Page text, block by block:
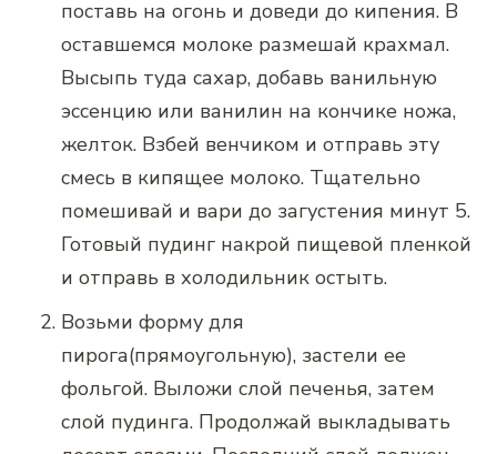
поставь на огонь и доведи до кипения. В
оставшемся молоке размешай крахмал.
Высыпь туда сахар, добавь ванильную
эссенцию или ванилин на кончике ножа,
желток. Взбей венчиком и отправь эту
смесь в кипящее молоко. Тщательно
помешивай и вари до загустения минут 5.
Готовый пудинг накрой пищевой пленкой
и отправь в холодильник остыть.
Возьми форму для
пирога(прямоугольную), застели ее
фольгой. Выложи слой печенья, затем
слой пудинга. Продолжай выкладывать